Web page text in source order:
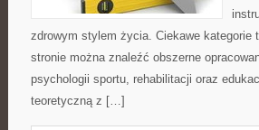
zdrowym stylem życia. Ciekawe
stronie można znaleźć obszerne
psychologii sportu, rehabilitacji oraz
teoretyczną z […]